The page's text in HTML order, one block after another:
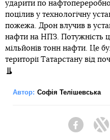
ударити по
поцілив у технологічну
пожежа. Дрон влучив в
нафти на НПЗ. Потужність
мільйонів тонн нафти. Це
території Татарстану від
Автор: Софія Телішевська